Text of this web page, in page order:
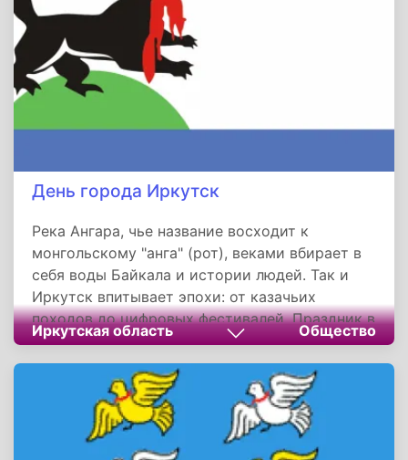
развиваться.
День города Иркутск
Река Ангара, чье название восходит к
монгольскому "анга" (рот), веками вбирает в
себя воды Байкала и истории людей. Так и
Иркутск впитывает эпохи: от казачьих
походов до цифровых фестивалей. Праздник в
первую субботу июня напоминает: город
выжил благодаря труду купцов,
золотодобытчиков, рабочих авиазавода, а
сегодня держится на энергии учителей,
ремесленников и детей, раскрашивающих
картонные крепости на площадях. "Иркутск —
Иркутская область Общество